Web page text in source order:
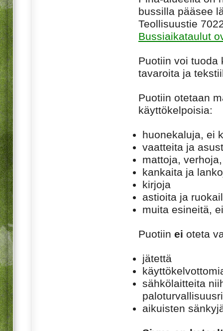
bussilla pääsee
Teollisuustie
Bussiaikataulut
Puotiin voi tuoda
tavaroita ja
Puotiin otetaan
käyttökelpoisia:
huonekaluja, ei
vaatteita ja
mattoja,
kankaita ja
kirjoja
astioita ja
muita esineitä,
Puotiin ei oteta
jätettä
sähkölaitteita
aikuisten